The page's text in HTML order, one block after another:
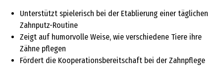
Unterstützt spielerisch bei der Etablierung einer täglichen
Zahnputz-Routine
Zeigt auf humorvolle Weise, wie verschiedene Tiere ihre
Zähne pflegen
Fördert die Kooperationsbereitschaft bei der Zahnpflege